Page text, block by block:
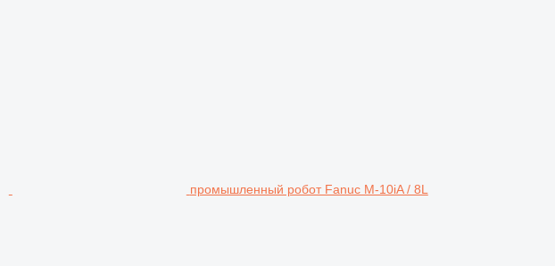
промышленный робот Fanuc M-10iA / 8L